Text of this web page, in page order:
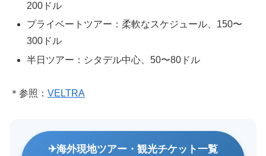
200ドル
プライベートツアー：柔軟なスケジュール、150〜
300ドル
半日ツアー：シタデル中心、50〜80ドル
＊参照： VELTRA
海外現地ツアー・観光チケット一覧